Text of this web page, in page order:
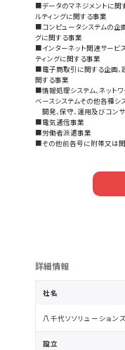
■データのマネジメントに関
ルティングに関する事業
■コンピュータシステムの企画
グに関する事業
■インターネット関連サービ
ティングに関する事業
■電子商取引に関する企画、
関する事業
■情報処理システム、ネットワ
ベースシステムその他各種シ
開発、保守、運用及びコン
■電気通信事業
■労働者派遣事業
■その他前各号に附帯又は
詳細情報
社名
八千代ソソリューション
設立